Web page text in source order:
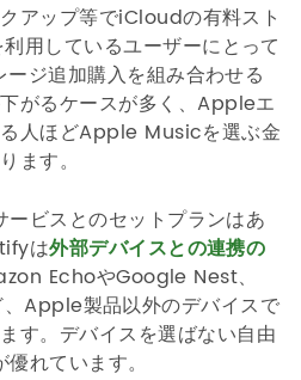
アップ等でiCloudの有料スト
用しているユーザーにとって
ジ追加購入を組み合わせる
がるケースが多く、Appleエ
人ほどApple Musicを選ぶ金
ます。
ビスとのセットプランはあ
は外部デバイスとの連携の
EchoやGoogle Nest、
Apple製品以外のデバイスで
す。デバイスを選ばない自由
れています。